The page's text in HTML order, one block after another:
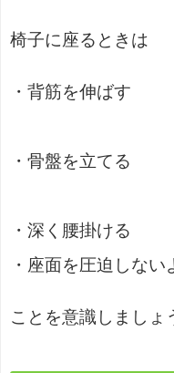
椅子に座るときは
・背筋を伸ばす
・骨盤を立てる
・深く腰掛ける
・座面を圧迫しない
ことを意識しましょ